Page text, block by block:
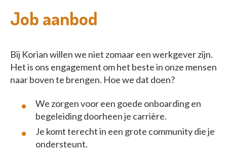
Job aanbod
Bij Korian willen we niet zomaar een werkgever zijn.
Het is ons engagement om het beste in onze mensen
naar boven te brengen. Hoe we dat doen?
We zorgen voor een goede onboarding en
begeleiding doorheen je carrière.
Je komt terecht in een grote community die je
ondersteunt.